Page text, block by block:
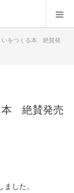
いをつくる本 絶賛発
本 絶賛発売
した。